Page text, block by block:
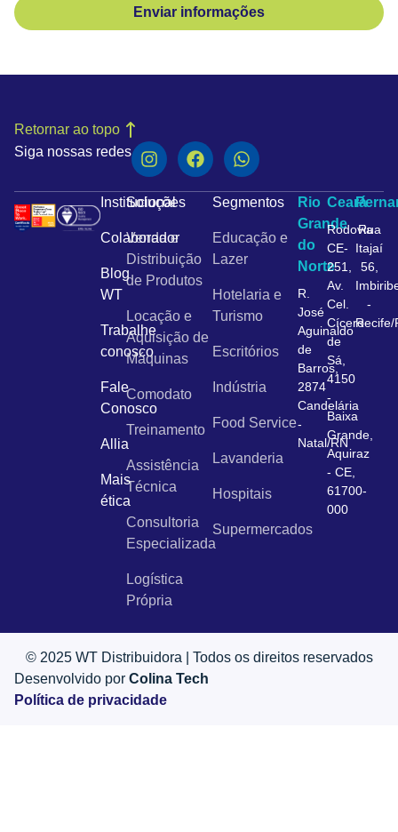
Enviar informações
Siga nossas redes
Retornar ao topo
Institucional
Colaborador
Blog
WT
Trabalhe
conosco
Fale
Conosco
Allia
Mais
ética
Soluções
Venda e
Distribuição
de Produtos
Locação e
Aquisição de
Máquinas
Comodato
Treinamento
Assistência
Técnica
Consultoria
Especializada
Logística
Própria
Segmentos
Educação e
Lazer
Hotelaria e
Turismo
Escritórios
Indústria
Food Service
Lavanderia
Hospitais
Supermercados
Rio
Grande
do
Norte
R.
José
Aguinaldo
de
Barros,
2874
Candelária
-
Natal/RN
Ceará
Rodovia
CE-
251,
Av.
Cel.
Cícero
de
Sá,
4150
-
Baixa
Grande,
Aquiraz
- CE,
61700-
000
Rua
Itajaí
56,
-
Recife/
© 2025 WT Distribuidora | Todos os direitos reservados
Desenvolvido por Colina Tech
Política de privacidade